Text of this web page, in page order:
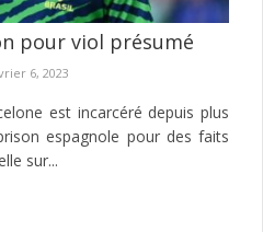
pour viol présumé
6, 2023
est incarcéré depuis plus
espagnole pour des faits
sur...